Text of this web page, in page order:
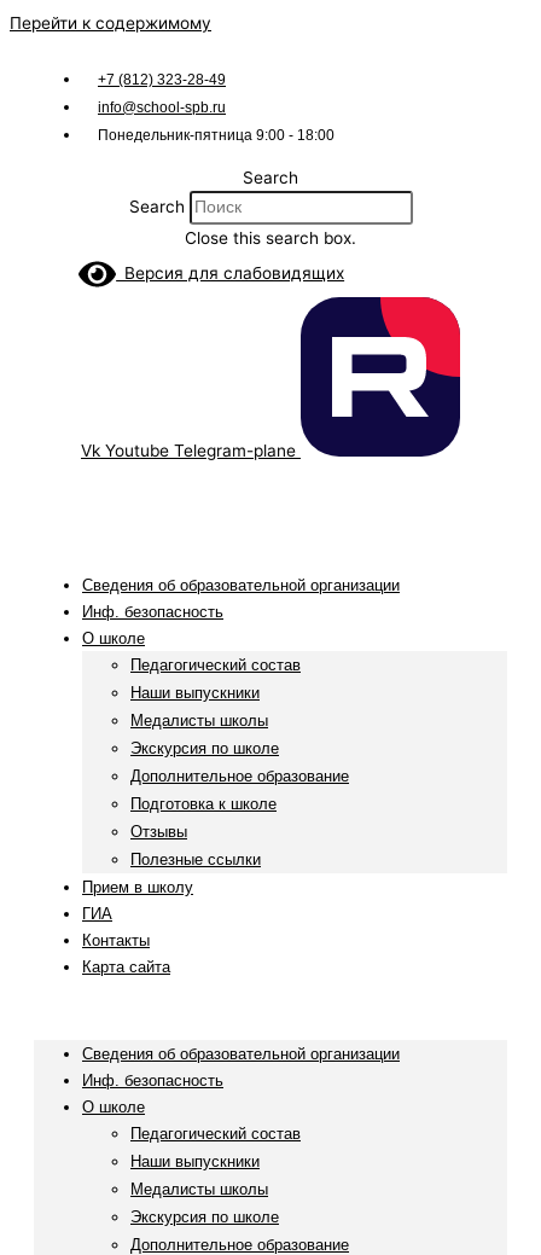
Перейти к содержимому
+7 (812) 323-28-49
info@school-spb.ru
Понедельник-пятница 9:00 - 18:00
Search
Search
Close this search box.
Версия для слабовидящих
Vk Youtube Telegram-plane
Сведения об образовательной организации
Инф. безопасность
О школе
Педагогический состав
Наши выпускники
Медалисты школы
Экскурсия по школе
Дополнительное образование
Подготовка к школе
Отзывы
Полезные ссылки
Прием в школу
ГИА
Контакты
Карта сайта
Сведения об образовательной организации
Инф. безопасность
О школе
Педагогический состав
Наши выпускники
Медалисты школы
Экскурсия по школе
Дополнительное образование